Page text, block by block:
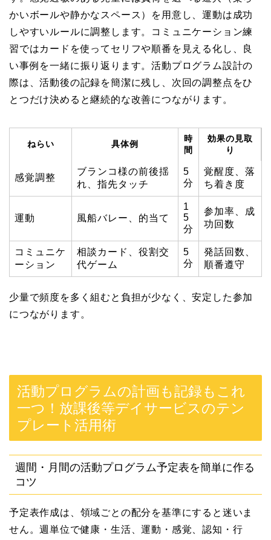
かいボールや静かなスペース）を用意し、運動は成功
しやすいルールに調整します。コミュニケーション練
習ではカードを使ってセリフや順番を見える化し、良
い事例を一緒に振り返ります。活動プログラム設計の
際は、活動後の記録を簡潔に残し、次回の調整点をひ
とつだけ決めると継続的な改善につながります。
ねらい 具体例
時
間
効果の見取
り
感覚調整
ブランコ様の前後揺
れ、指先タッチ
5
分
覚醒度、落
ち着き度
運動 風船バレー、的当て
1
5
分
参加率、成
功回数
コミュニケ
ーション
相談カード、役割交
代ゲーム
5
分
発話回数、
順番遵守
少量で頻度を多く組むと負担が少なく、安定した参加
につながります。
活動プログラムの計画も記録もこれ
一つ！放課後等デイサービスのテン
プレート活用術
週間・月間の活動プログラム予定表を簡単に作る
コツ
予定表作成は、領域ごとの配分を基準にすると迷いま
せん。週単位で健康・生活、運動・感覚、認知・行